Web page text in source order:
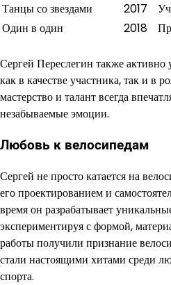
Танцы со звездами
2017
Один в один
2018
Сергей Переслегин также активно
как в качестве участника, так и в
мастерство и талант всегда
незабываемые эмоции.
Любовь к велосипедам
Сергей не просто катается на
его проектированием и
время он разрабатывает
экспериментируя с формой,
работы получили признание
стали настоящими хитами среди
спорта.